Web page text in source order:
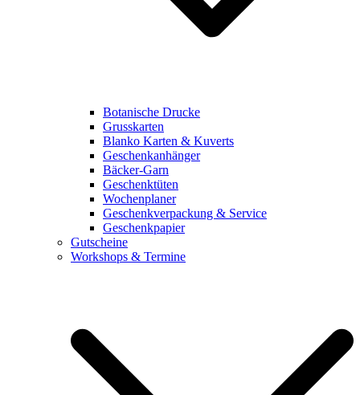
Botanische Drucke
Grusskarten
Blanko Karten & Kuverts
Geschenkanhänger
Bäcker-Garn
Geschenktüten
Wochenplaner
Geschenkverpackung & Service
Geschenkpapier
Gutscheine
Workshops & Termine